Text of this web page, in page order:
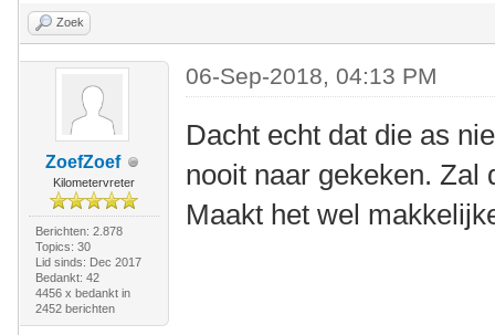
Zoek
ZoefZoef
Kilometervreter
Berichten: 2.878
Topics: 30
Lid sinds: Dec 2017
Bedankt: 42
4456 x bedankt in
2452 berichten
06-Sep-2018, 04:13 PM
Dacht echt dat die as
nooit naar gekeken. Zal
Maakt het wel